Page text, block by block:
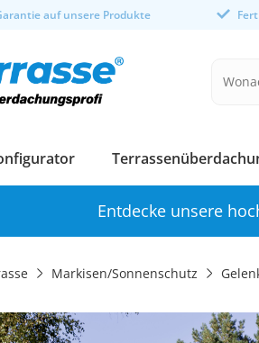
auf unsere Produkte
Entdecke unsere
Markisen/Sonnenschutz